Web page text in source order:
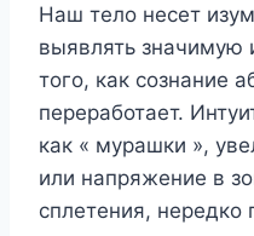
Наш тело несет
выявлять
того, как сознание
переработает.
как « мурашки »,
или напряжение в
сплетения, нередко